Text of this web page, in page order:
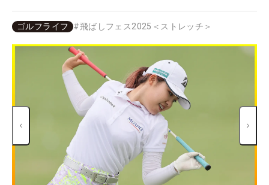
ゴルフライフ #飛ばしフェス2025＜ストレッチ＞